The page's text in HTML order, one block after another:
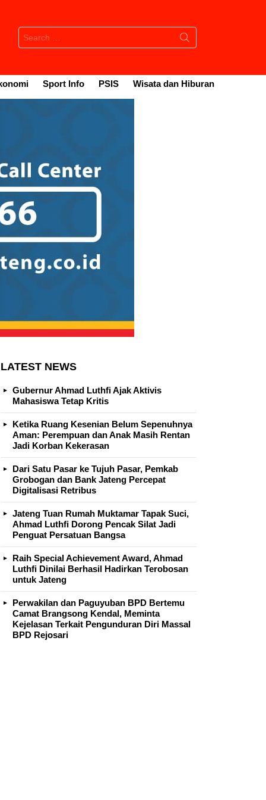
Search
for:
Sport Info PSIS Wisata dan Hiburan
LATEST NEWS
Gubernur Ahmad Luthfi Ajak Aktivis
Mahasiswa Tetap Kritis
Ketika Ruang Kesenian Belum Sepenuhnya
Aman: Perempuan dan Anak Masih Rentan
Jadi Korban Kekerasan
Dari Satu Pasar ke Tujuh Pasar, Pemkab
Grobogan dan Bank Jateng Percepat
Digitalisasi Retribus
Jateng Tuan Rumah Muktamar Tapak Suci,
Ahmad Luthfi Dorong Pencak Silat Jadi
Penguat Persatuan Bangsa
Raih Special Achievement Award, Ahmad
Luthfi Dinilai Berhasil Hadirkan Terobosan
untuk Jateng
Perwakilan dan Paguyuban BPD Bertemu
Camat Brangsong Kendal, Meminta
Kejelasan Terkait Pengunduran Diri Massal
BPD Rejosari